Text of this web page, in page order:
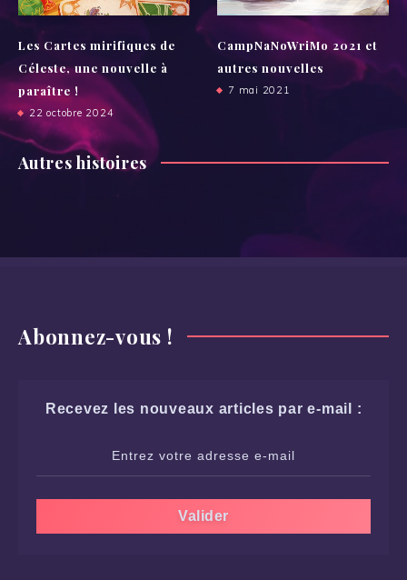
Les Cartes mirifiques de
Céleste, une nouvelle à
paraître !
22 octobre 2024
CampNaNoWriMo 2021 et
autres nouvelles
7 mai 2021
Autres histoires
Abonnez-vous !
Recevez les nouveaux articles par e-mail :